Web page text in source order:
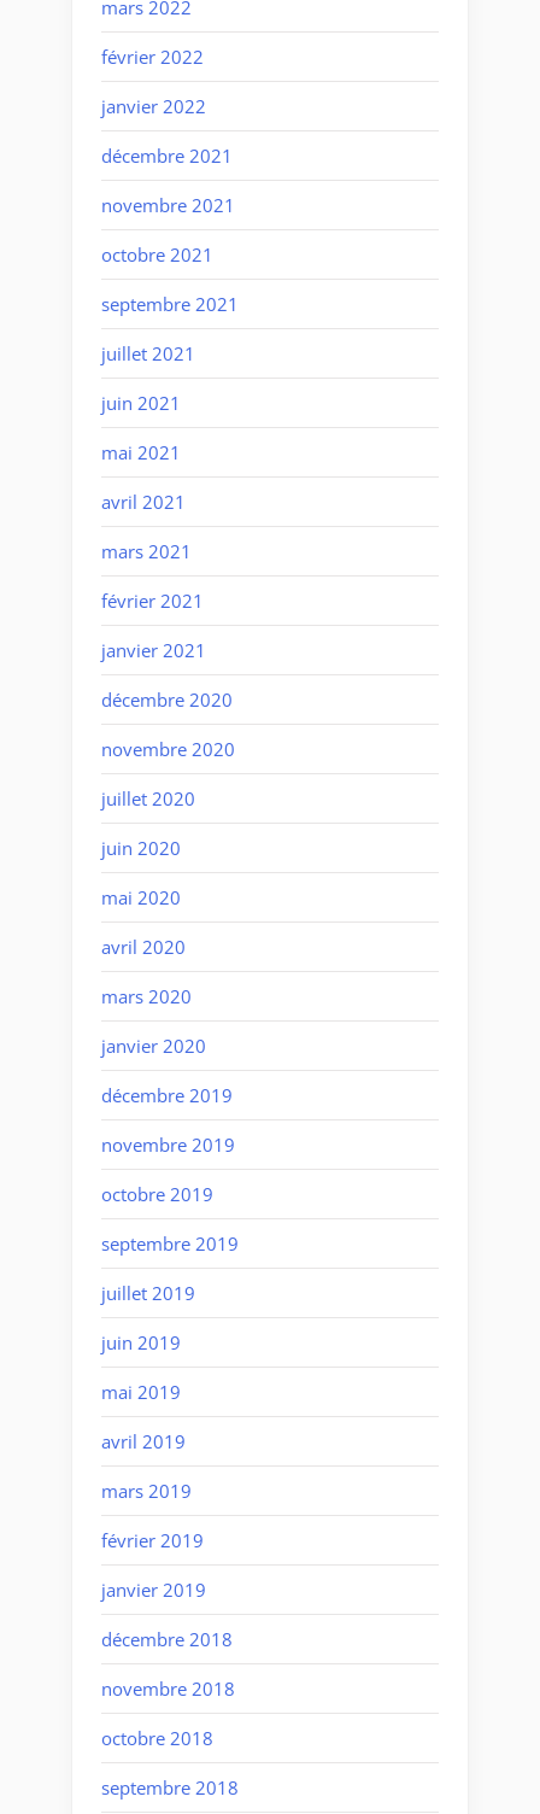
mars 2022
février 2022
janvier 2022
décembre 2021
novembre 2021
octobre 2021
septembre 2021
juillet 2021
juin 2021
mai 2021
avril 2021
mars 2021
février 2021
janvier 2021
décembre 2020
novembre 2020
juillet 2020
juin 2020
mai 2020
avril 2020
mars 2020
janvier 2020
décembre 2019
novembre 2019
octobre 2019
septembre 2019
juillet 2019
juin 2019
mai 2019
avril 2019
mars 2019
février 2019
janvier 2019
décembre 2018
novembre 2018
octobre 2018
septembre 2018